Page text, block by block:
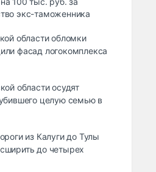
экс-таможенника
области обломки
фасад логокомплекса
области осудят
целую семью в
из Калуги до Тулы
до четырех